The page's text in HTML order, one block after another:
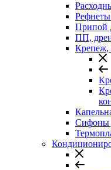
Рефнеты
Припой
ПП,
Крепеж,
Сифоны